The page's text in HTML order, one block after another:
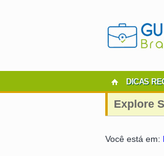
DICAS
Explore
Você está em: